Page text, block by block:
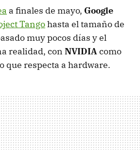
a finales de mayo, Google
Tangohasta el tamaño de
muy pocos días y el
realidad, con NVIDIAcomo
que respecta a hardware.